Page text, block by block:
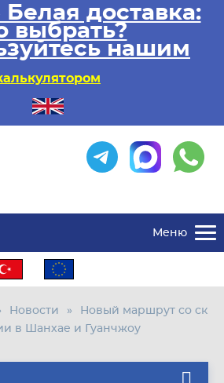
Белая доставка:
выбрать?
нашим
Меню
Новости
Новый маршрут со ск
в Шанхае и Гуанчжоу